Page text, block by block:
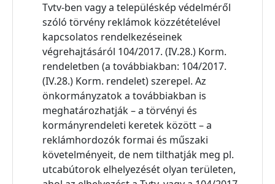
Tvtv-ben vagy a településkép védelméről
szóló törvény reklámok közzétételével
kapcsolatos rendelkezéseinek
végrehajtásáról 104/2017. (IV.28.) Korm.
rendeletben (a továbbiakban: 104/2017.
(IV.28.) Korm. rendelet) szerepel. Az
önkormányzatok a továbbiakban is
meghatározhatják – a törvényi és
kormányrendeleti keretek között – a
reklámhordozók formai és műszaki
követelményeit, de nem tilthatják meg pl.
utcabútorok elhelyezését olyan területen,